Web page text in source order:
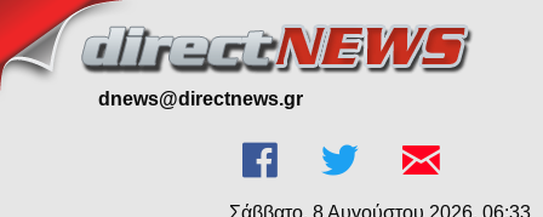
dnews@directnews.gr
Σάββατο, 8 Αυγούστου 2026, 06:33